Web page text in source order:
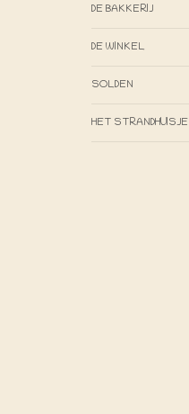
DE BAKKERIJ
DE WINKEL
SOLDEN
HET STRANDHUISJE